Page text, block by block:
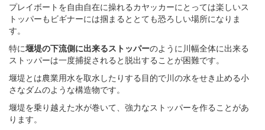
プレイボートを自由自在に操れるカヤッカーにとっては楽しいス
トッパーもビギナーには掴まるととても恐ろしい場所になりま
す。
特に堰堤の下流側に出来るストッパーのように川幅全体に出来る
ストッパーは一度捕捉されると脱出することが困難です。
堰堤とは農業用水を取水したりする目的で川の水をせき止める小
さなダムのような構造物です。
堰堤を乗り越えた水が巻いて、強力なストッパーを作ることがあ
ります。